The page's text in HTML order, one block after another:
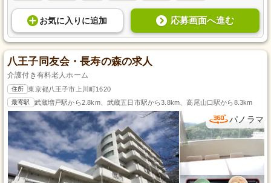
お気に入り に追加 応募画面へ進む
八王子同友会・長寿の森の求人
介護付き有料老人ホーム
住所 東京都八王子市上川町1620
最寄駅 武蔵増戸駅から2.8km、武蔵五日市駅から3.8km、高尾山口駅から8.3km
パノラマ